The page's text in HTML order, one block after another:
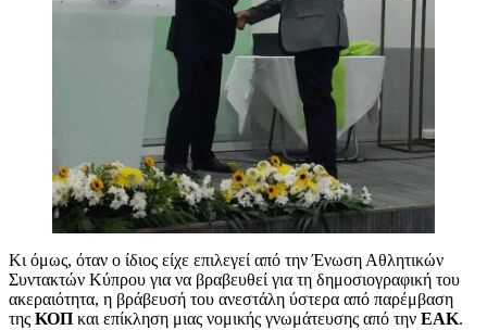
Κι όμως, όταν ο ίδιος είχε επιλεγεί από την Ένωση Αθλητικών
Συντακτών Κύπρου για να βραβευθεί για τη δημοσιογραφική του
ακεραιότητα, η βράβευσή του ανεστάλη ύστερα από παρέμβαση
της ΚΟΠ και επίκληση μιας νομικής γνωμάτευσης από την ΕΑΚ.